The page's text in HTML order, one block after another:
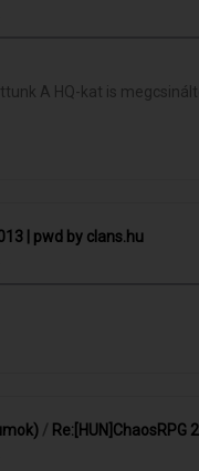
A HQ-kat is
| pwd by clans.hu
/ Re:[HUN]ChaosRPG